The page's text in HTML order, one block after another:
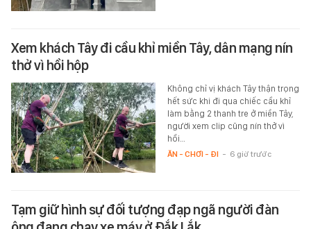
Xem khách Tây đi cầu khỉ miền Tây, dân mạng nín
thở vì hồi hộp
Không chỉ vị khách Tây thận trọng
hết sức khi đi qua chiếc cầu khỉ
làm bằng 2 thanh tre ở miền Tây,
người xem clip cũng nín thở vì
hồi…
ĂN - CHƠI - ĐI - 6 giờ trước
Tạm giữ hình sự đối tượng đạp ngã người đàn